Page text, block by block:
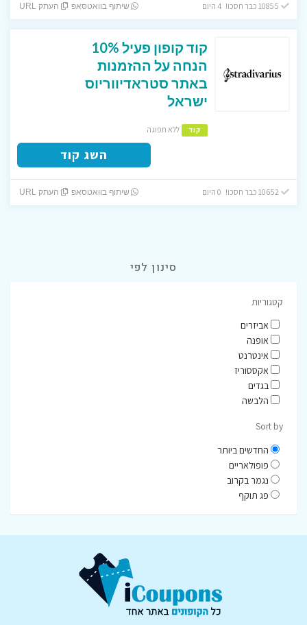
שיתוף בוואטסאפ העתק URL
קוד קופון פעיל 10%
הנחה על ההזמנות
באתר סטראדיווריוס
ישראל
קוד ללא תפוגה
השג קוד
שיתוף בוואטסאפ העתק URL
סינון לפי
קטגוריות
אביזרים
אופנה
אינטרנט
אקססוריז
בגדים
הלבשה
Sort by
החדשים ביותר
פופולאריים
נגמר בקרוב
פג תוקף